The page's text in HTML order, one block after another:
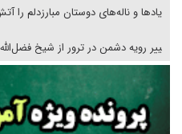
فریاد‌ها و ناله‌های دوستان مبارزدلم را
تغییر رویه دشمن در ترور از شیخ
خرید قسطی اولش خنده و آخرش گریه
فوتبال و آن «بالا»!